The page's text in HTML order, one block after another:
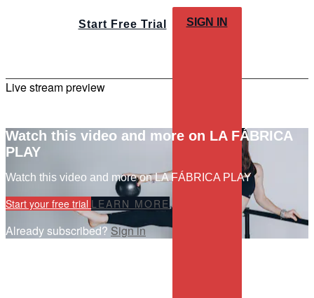
Start Free Trial SIGN IN
Live stream preview
Watch this video and more on LA FÁBRICA
PLAY
Watch this video and more on LA FÁBRICA PLAY
Start your free trial LEARN MORE
Already subscribed? Sign in